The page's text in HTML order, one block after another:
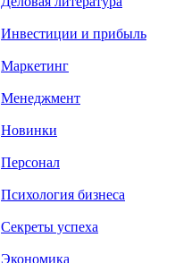
Инвестиции и прибыль
Маркетинг
Менеджмент
Новинки
Персонал
Психология бизнеса
Секреты успеха
Экономика